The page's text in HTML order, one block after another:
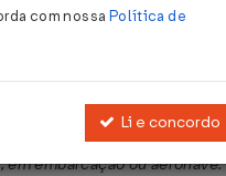
de março de 2016, que
embarcação ou aeronave.
com nossa Política de
Li e concordo